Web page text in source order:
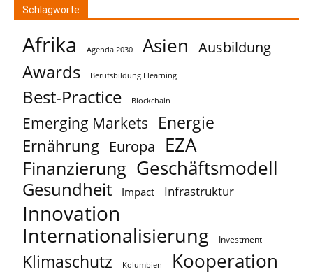
Schlagworte
Afrika Agenda 2030 Asien Ausbildung
Awards Berufsbildung Elearning
Best-Practice Blockchain
Emerging Markets Energie
Ernährung Europa EZA
Finanzierung Geschäftsmodell
Gesundheit Impact Infrastruktur
Innovation
Internationalisierung Investment
Klimaschutz Kolumbien Kooperation